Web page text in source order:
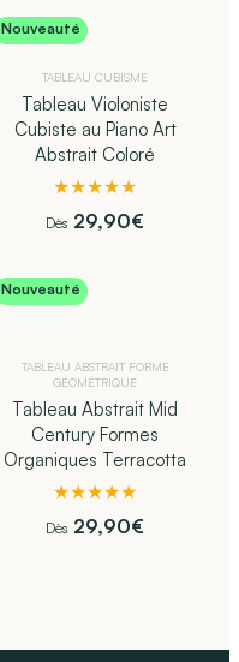
Nouveauté
TABLEAU CUBISME
Tableau Violoniste
Cubiste au Piano Art
Abstrait Coloré
★★★★★
Dès 29,90€
Nouveauté
TABLEAU ABSTRAIT FORME
GÉOMÉTRIQUE​
Tableau Abstrait Mid
Century Formes
Organiques Terracotta
★★★★★
Dès 29,90€